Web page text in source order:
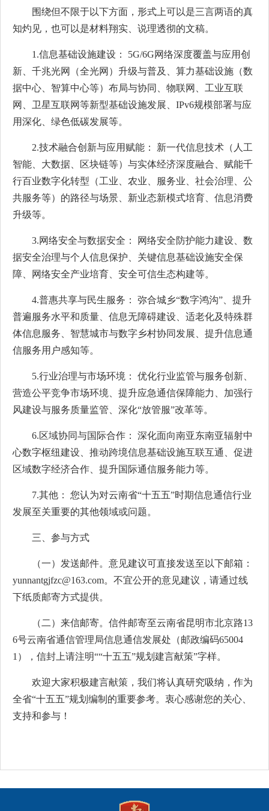
围绕但不限于以下方面，形式上可以是三言两语的真
知灼见，也可以是材料翔实、说理透彻的文稿。
1.信息基础设施建设： 5G/6G网络深度覆盖与应用创
新、千兆光网（全光网）升级与普及、算力基础设施（数
据中心、智算中心等）布局与协同、物联网、工业互联
网、卫星互联网等新型基础设施发展、IPv6规模部署与应
用深化、绿色低碳发展等。
2.技术融合创新与应用赋能： 新一代信息技术（人工
智能、大数据、区块链等）与实体经济深度融合、赋能千
行百业数字化转型（工业、农业、服务业、社会治理、公
共服务等）的路径与场景、新业态新模式培育、信息消费
升级等。
3.网络安全与数据安全： 网络安全防护能力建设、数
据安全治理与个人信息保护、关键信息基础设施安全保
障、网络安全产业培育、安全可信生态构建等。
4.普惠共享与民生服务： 弥合城乡“数字鸿沟”、提升
普遍服务水平和质量、信息无障碍建设、适老化及特殊群
体信息服务、智慧城市与数字乡村协同发展、提升信息通
信服务用户感知等。
5.行业治理与市场环境： 优化行业监管与服务创新、
营造公平竞争市场环境、提升应急通信保障能力、加强行
风建设与服务质量监管、深化“放管服”改革等。
6.区域协同与国际合作： 深化面向南亚东南亚辐射中
心数字枢纽建设、推动跨境信息基础设施互联互通、促进
区域数字经济合作、提升国际通信服务能力等。
7.其他： 您认为对云南省“十五五”时期信息通信行业
发展至关重要的其他领域或问题。
三、参与方式
（一）发送邮件。意见建议可直接发送至以下邮箱：
yunnantgjfzc@163.com。不宜公开的意见建议，请通过线
下纸质邮寄方式提供。
（二）来信邮寄。信件邮寄至云南省昆明市北京路13
6号云南省通信管理局信息通信发展处（邮政编码65004
1），信封上请注明““十五五”规划建言献策”字样。
欢迎大家积极建言献策，我们将认真研究吸纳，作为
全省“十五五”规划编制的重要参考。衷心感谢您的关心、
支持和参与！